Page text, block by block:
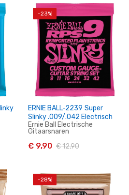
In Winkelwagen
-23%
In Winkelwagen
ERNIE BALL-2239 Super
Slinky .009/.042 Electrisch
Ernie Ball Electrische
Gitaarsnaren
€ 9,90 € 12,90
-28%